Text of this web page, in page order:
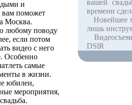
и
поможет
Москва.
любому поводу
если потом
видео с него
Особенно
самые
в жизни.
юбилеи,
мероприятия,
вашей
времени
Новейшее
лишь
DSlR